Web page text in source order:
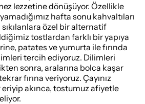
lezzetine dönüşüyor. Özellikle
hafta sonu kahvaltıları
özel bir alternatif
tostlardan farklı bir yapıya
patates ve yumurta ile fırında
tercih ediyoruz. Dilimleri
sonra, aralarına bolca kaşar
fırına veriyoruz. Çayınız
akınca, tostumuz afiyetle